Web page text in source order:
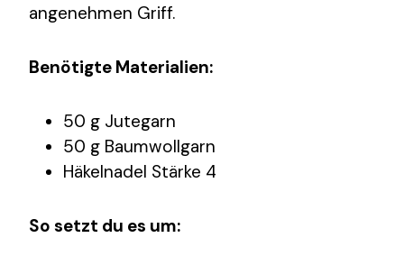
angenehmen Griff.
Benötigte Materialien:
50 g Jutegarn
50 g Baumwollgarn
Häkelnadel Stärke 4
So setzt du es um: